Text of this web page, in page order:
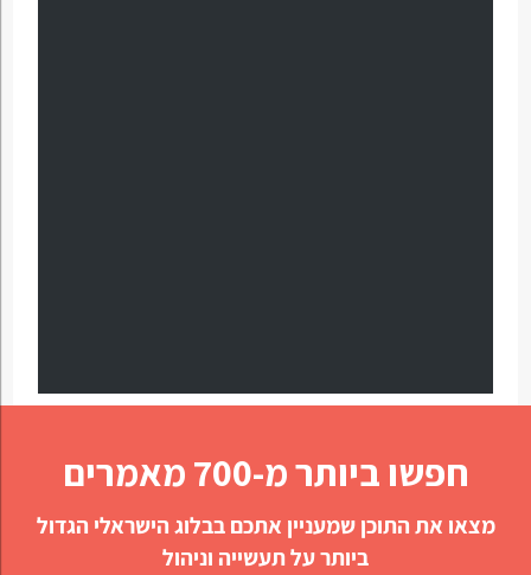
חפשו ביותר מ-700 מאמרים
מצאו את התוכן שמעניין אתכם בבלוג הישראלי הגדול
ביותר על תעשייה וניהול